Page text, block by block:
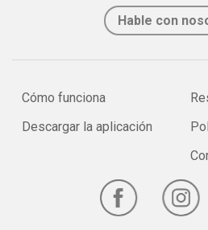
Hable con
Cómo funciona
Descargar la aplicación